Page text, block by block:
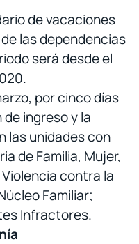
de vacaciones
las dependencias
será desde el
por cinco días
ingreso y la
las unidades con
de Familia, Mujer,
contra la
Familiar;
Infractores.